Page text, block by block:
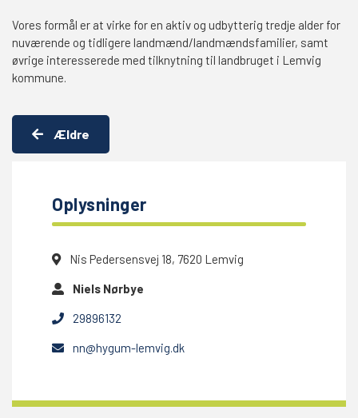
Vores formål er at virke for en aktiv og udbytterig tredje alder for
nuværende og tidligere landmænd/landmændsfamilier, samt
øvrige interesserede med tilknytning til landbruget i Lemvig
kommune.
Ældre
Oplysninger
Nis Pedersensvej 18, 7620 Lemvig
Niels Nørbye
29896132
nn@hygum-lemvig.dk